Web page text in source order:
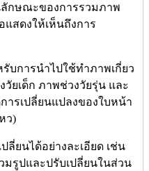
ลักษณะของการรวมภาพ
แสดงให้เห็นถึงการ
บการนำไปใช้ทำภาพเกี่ยว
ยเด็ก ภาพช่วงวัยรุ่น และ
รเปลี่ยนแปลงของใบหน้า
ว)
ลี่ยนได้อย่างละเอียด เช่น
มรูปและปรับเปลี่ยนในส่วน